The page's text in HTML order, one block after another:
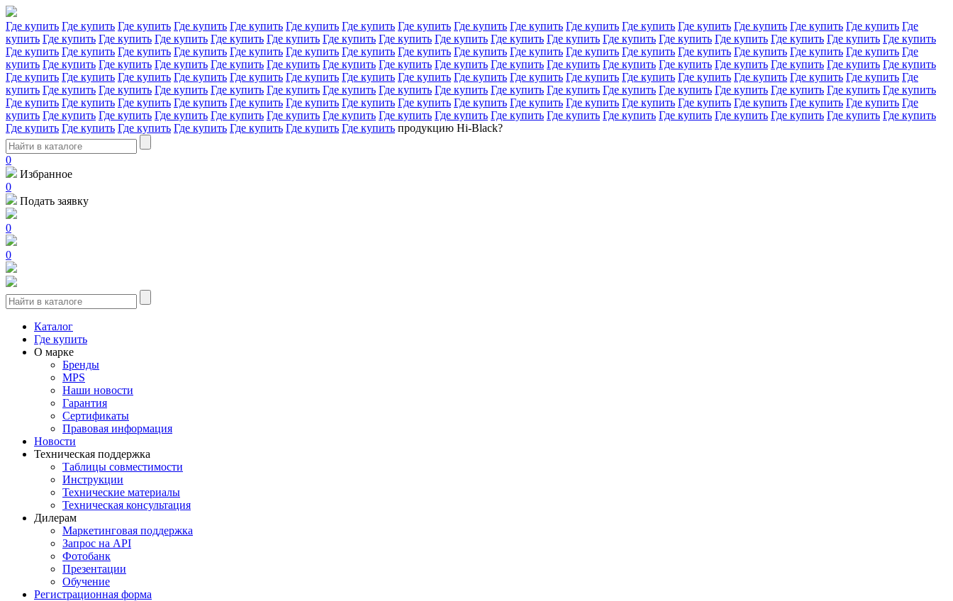
Где купить Где купить Где купить Где купить Где купить Где купить Где купить Где купить Где купить Где купить Где купить Где купить Где купить Где купить Где купить Где купить Где
купить Где купить Где купить Где купить Где купить Где купить Где купить Где купить Где купить Где купить Где купить Где купить Где купить Где купить Где купить Где купить Где купить
Где купить Где купить Где купить Где купить Где купить Где купить Где купить Где купить Где купить Где купить Где купить Где купить Где купить Где купить Где купить Где купить Где
купить Где купить Где купить Где купить Где купить Где купить Где купить Где купить Где купить Где купить Где купить Где купить Где купить Где купить Где купить Где купить Где купить
Где купить Где купить Где купить Где купить Где купить Где купить Где купить Где купить Где купить Где купить Где купить Где купить Где купить Где купить Где купить Где купить Где
купить Где купить Где купить Где купить Где купить Где купить Где купить Где купить Где купить Где купить Где купить Где купить Где купить Где купить Где купить Где купить Где купить
Где купить Где купить Где купить Где купить Где купить Где купить Где купить Где купить Где купить Где купить Где купить Где купить Где купить Где купить Где купить Где купить Где
купить Где купить Где купить Где купить Где купить Где купить Где купить Где купить Где купить Где купить Где купить Где купить Где купить Где купить Где купить Где купить Где купить
Где купить Где купить Где купить Где купить Где купить Где купить Где купить продукцию Hi-Black?
0
Избранное
0
Подать заявку
0
0
Каталог
Где купить
О марке
Бренды
MPS
Наши новости
Гарантия
Сертификаты
Правовая информация
Новости
Техническая поддержка
Таблицы совместимости
Инструкции
Технические материалы
Техническая консультация
Дилерам
Маркетинговая поддержка
Запрос на API
Фотобанк
Презентации
Обучение
Регистрационная форма